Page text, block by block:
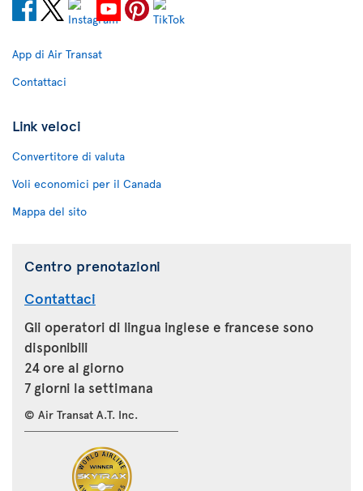
App di Air Transat
Contattaci
Link veloci
Convertitore di valuta
Voli economici per il Canada
Mappa del sito
Centro prenotazioni
Contattaci
Gli operatori di lingua inglese e francese sono
disponibili
24 ore al giorno
7 giorni la settimana
© Air Transat A.T. Inc.